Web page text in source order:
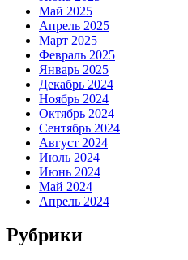
Май 2025
Апрель 2025
Март 2025
Февраль 2025
Январь 2025
Декабрь 2024
Ноябрь 2024
Октябрь 2024
Сентябрь 2024
Август 2024
Июль 2024
Июнь 2024
Май 2024
Апрель 2024
Рубрики